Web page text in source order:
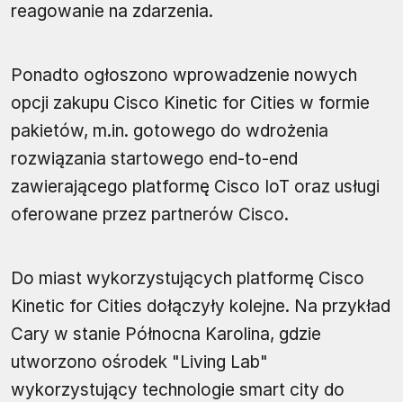
reagowanie na zdarzenia.
Ponadto ogłoszono wprowadzenie nowych
opcji zakupu Cisco Kinetic for Cities w formie
pakietów, m.in. gotowego do wdrożenia
rozwiązania startowego end-to-end
zawierającego platformę Cisco IoT oraz usługi
oferowane przez partnerów Cisco.
Do miast wykorzystujących platformę Cisco
Kinetic for Cities dołączyły kolejne. Na przykład
Cary w stanie Północna Karolina, gdzie
utworzono ośrodek "Living Lab"
wykorzystujący technologie smart city do